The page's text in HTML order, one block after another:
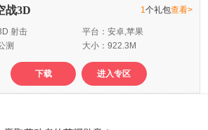
战3D 1个礼包查看>
射击
平台：安卓,苹果
测
大小：922.3M
下载 进入专区